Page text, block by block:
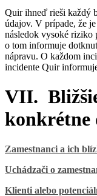
Quir ihneď rieši každý
údajov. V prípade, že
následok vysoké riziko
o tom informuje
nápravu. O každom
incidente Quir
VII.
konkrétne
Zamestnanci a ich
Uchádzači o
Klienti alebo